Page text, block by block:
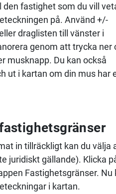
den fastighet som du vill
på. Använd +/-
draglisten till vänster i
genom att trycka ner
musknapp. Du kan också
ut i kartan om din mus har
in tillräckligt kan du
juridiskt gällande). Klicka
Fastighetsgränser.
i kartan.